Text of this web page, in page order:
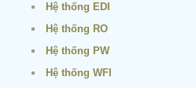
Hệ thống EDI
Hệ thống RO
Hệ thống PW
Hệ thống WFI